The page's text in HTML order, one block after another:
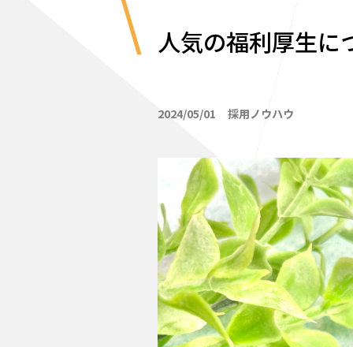
人気の福利厚生に
2024/05/01 採用ノウハウ